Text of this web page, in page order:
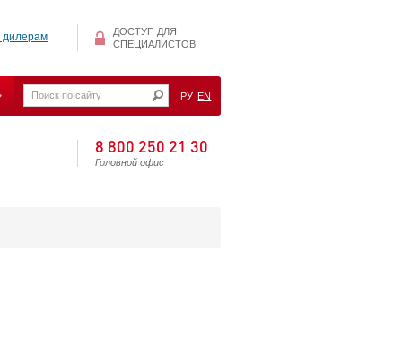
ДОСТУП ДЛЯ
СПЕЦИАЛИСТОВ
РУ EN
8 800 250 21 30
Головной офис